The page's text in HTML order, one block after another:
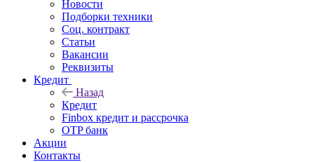
Новости
Подборки техники
Соц. контракт
Статьи
Вакансии
Реквизиты
Кредит
Назад
Кредит
Finbox кредит и рассрочка
OTP банк
Акции
Контакты